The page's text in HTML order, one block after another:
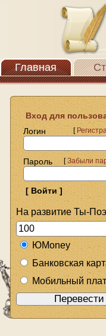
Главная
Вход для
Логин
[
Пароль [Забыли
На развитие Ты-
ЮMoney
Банковская
Мобильный